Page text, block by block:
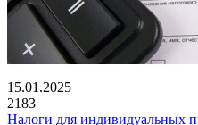
15.01.2025
2183
Налоги для индивидуальных